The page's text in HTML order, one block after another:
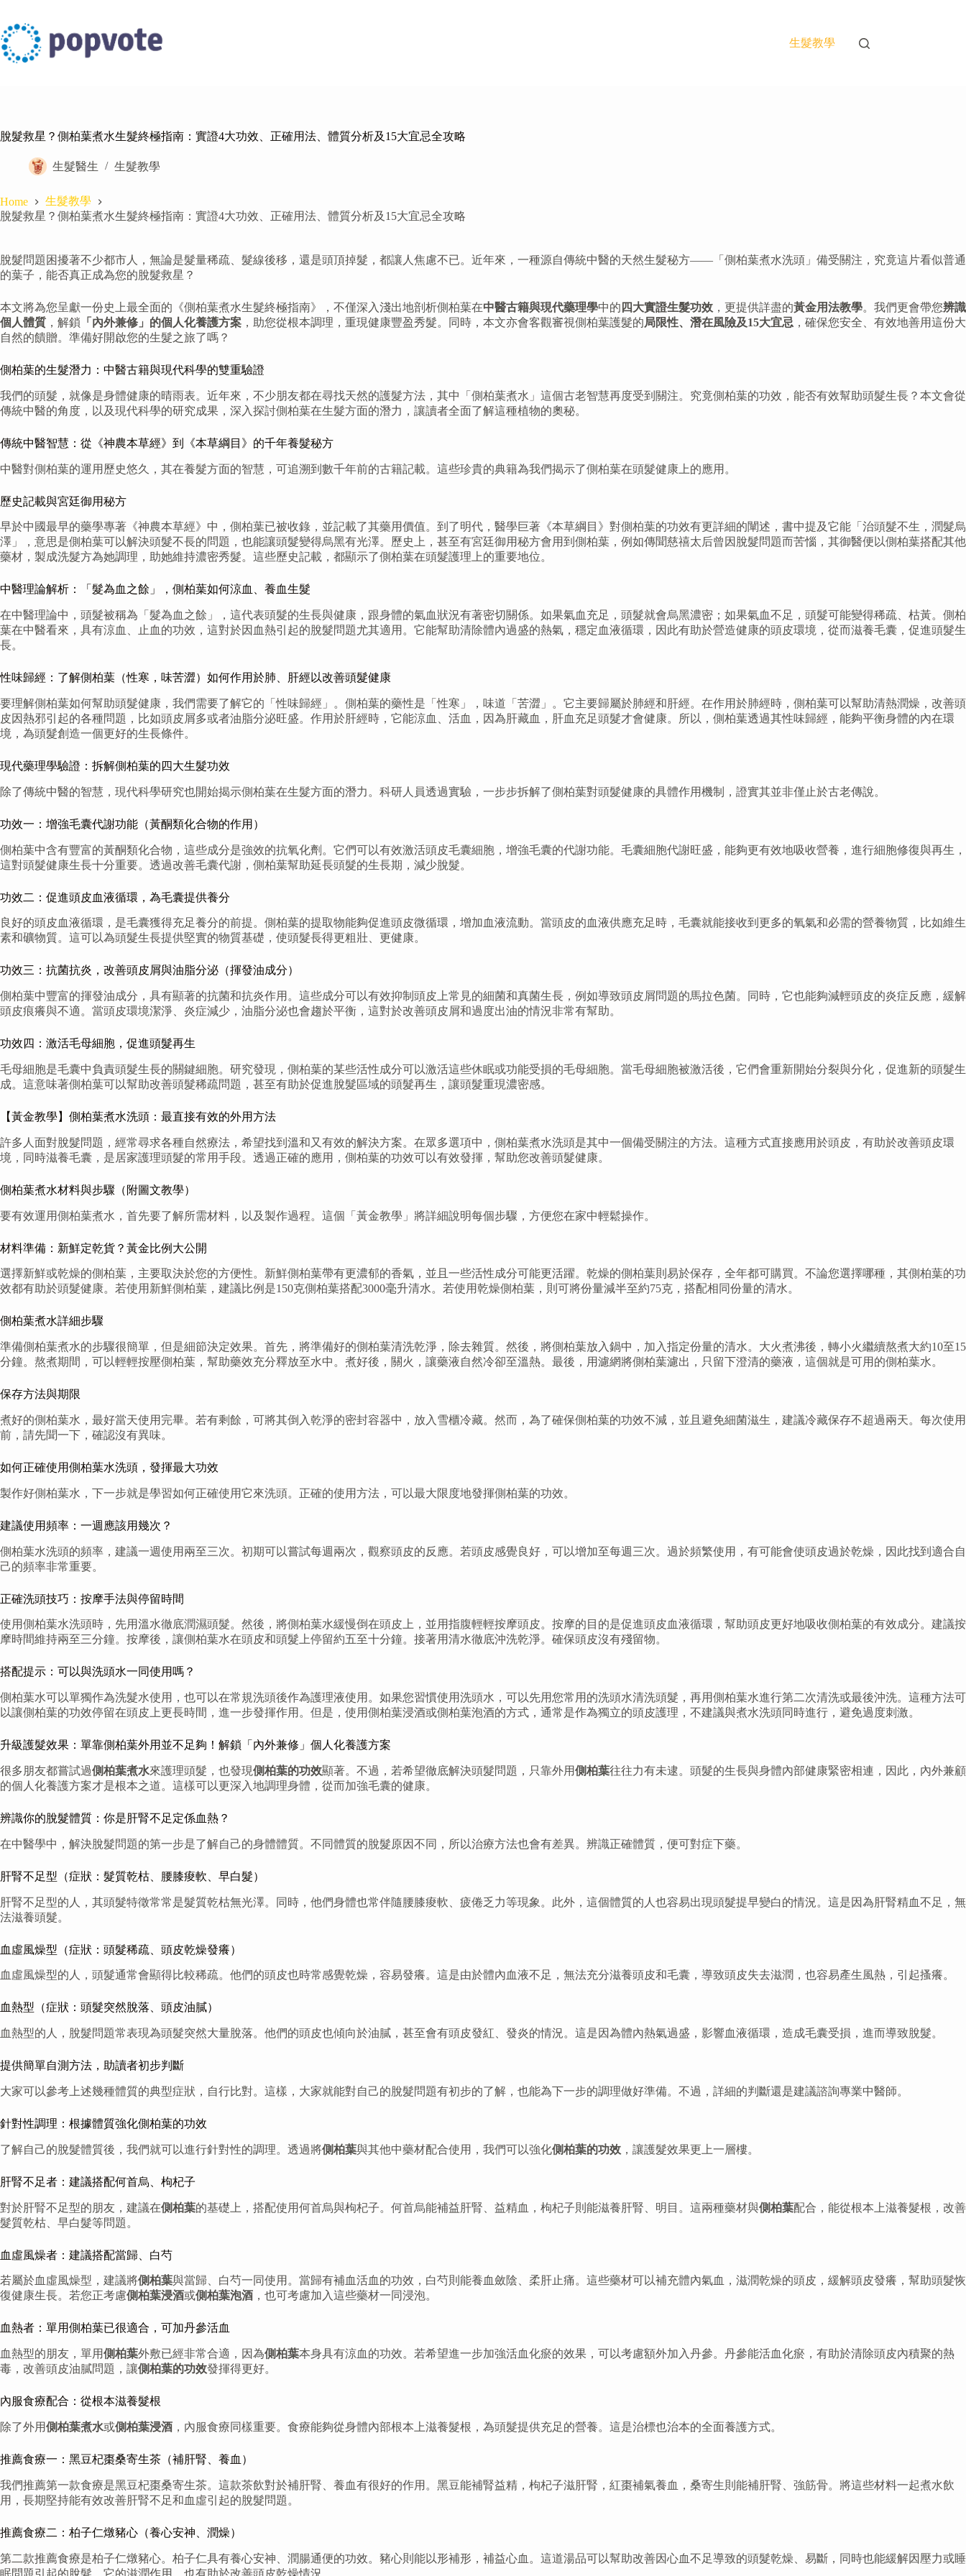
content
生髮教學
脫髮救星？側柏葉煮水生髮終極指南：實證4大功效、正確用法、體質分析及15大宜忌全攻略
生髮醫生 生髮教學
Home
生髮教學
脫髮救星？側柏葉煮水生髮終極指南：實證4大功效、正確用法、體質分析及15大宜忌全攻略
脫髮問題困擾著不少都市人，無論是髮量稀疏、髮線後移，還是頭頂掉髮，都讓人焦慮不已。近年來，一種源自傳統中醫的天然生髮秘方——「側柏葉煮水洗頭」備受關注，究竟這片看似普通
的葉子，能否真正成為您的脫髮救星？
本文將為您呈獻一份史上最全面的《側柏葉煮水生髮終極指南》，不僅深入淺出地剖析側柏葉在中醫古籍與現代藥理學中的 四大實證生髮功效 ，更提供詳盡的黃金用法教學。我們更會帶您辨識
個人體質 ，解鎖 「內外兼修」的個人化養護方案 ，助您從根本調理，重現健康豐盈秀髮。同時，本文亦會客觀審視側柏葉護髮的局限性、潛在風險及15大宜忌 ，確保您安全、有效地善用這份大
自然的饋贈。準備好開啟您的生髮之旅了嗎？
側柏葉的生髮潛力：中醫古籍與現代科學的雙重驗證
我們的頭髮，就像是身體健康的晴雨表。近年來，不少朋友都在尋找天然的護髮方法，其中「側柏葉煮水」這個古老智慧再度受到關注。究竟側柏葉的功效，能否有效幫助頭髮生長？本文會從
傳統中醫的角度，以及現代科學的研究成果，深入探討側柏葉在生髮方面的潛力，讓讀者全面了解這種植物的奧秘。
傳統中醫智慧：從《神農本草經》到《本草綱目》的千年養髮秘方
中醫對側柏葉的運用歷史悠久，其在養髮方面的智慧，可追溯到數千年前的古籍記載。這些珍貴的典籍為我們揭示了側柏葉在頭髮健康上的應用。
歷史記載與宮廷御用秘方
早於中國最早的藥學專著《神農本草經》中，側柏葉已被收錄，並記載了其藥用價值。到了明代，醫學巨著《本草綱目》對側柏葉的功效有更詳細的闡述，書中提及它能「治頭髮不生，潤髮烏
澤」，意思是側柏葉可以解決頭髮不長的問題，也能讓頭髮變得烏黑有光澤。歷史上，甚至有宮廷御用秘方會用到側柏葉，例如傳聞慈禧太后曾因脫髮問題而苦惱，其御醫便以側柏葉搭配其他
藥材，製成洗髮方為她調理，助她維持濃密秀髮。這些歷史記載，都顯示了側柏葉在頭髮護理上的重要地位。
中醫理論解析：「髮為血之餘」，側柏葉如何涼血、養血生髮
在中醫理論中，頭髮被稱為「髮為血之餘」，這代表頭髮的生長與健康，跟身體的氣血狀況有著密切關係。如果氣血充足，頭髮就會烏黑濃密；如果氣血不足，頭髮可能變得稀疏、枯黃。側柏
葉在中醫看來，具有涼血、止血的功效，這對於因血熱引起的脫髮問題尤其適用。它能幫助清除體內過盛的熱氣，穩定血液循環，因此有助於營造健康的頭皮環境，從而滋養毛囊，促進頭髮生
長。
性味歸經：了解側柏葉（性寒，味苦澀）如何作用於肺、肝經以改善頭髮健康
要理解側柏葉如何幫助頭髮健康，我們需要了解它的「性味歸經」。側柏葉的藥性是「性寒」，味道「苦澀」。它主要歸屬於肺經和肝經。在作用於肺經時，側柏葉可以幫助清熱潤燥，改善頭
皮因熱邪引起的各種問題，比如頭皮屑多或者油脂分泌旺盛。作用於肝經時，它能涼血、活血，因為肝藏血，肝血充足頭髮才會健康。所以，側柏葉透過其性味歸經，能夠平衡身體的內在環
境，為頭髮創造一個更好的生長條件。
現代藥理學驗證：拆解側柏葉的四大生髮功效
除了傳統中醫的智慧，現代科學研究也開始揭示側柏葉在生髮方面的潛力。科研人員透過實驗，一步步拆解了側柏葉對頭髮健康的具體作用機制，證實其並非僅止於古老傳說。
功效一：增強毛囊代謝功能（黃酮類化合物的作用）
側柏葉中含有豐富的黃酮類化合物，這些成分是強效的抗氧化劑。它們可以有效激活頭皮毛囊細胞，增強毛囊的代謝功能。毛囊細胞代謝旺盛，能夠更有效地吸收營養，進行細胞修復與再生，
這對頭髮健康生長十分重要。透過改善毛囊代謝，側柏葉幫助延長頭髮的生長期，減少脫髮。
功效二：促進頭皮血液循環，為毛囊提供養分
良好的頭皮血液循環，是毛囊獲得充足養分的前提。側柏葉的提取物能夠促進頭皮微循環，增加血液流動。當頭皮的血液供應充足時，毛囊就能接收到更多的氧氣和必需的營養物質，比如維生
素和礦物質。這可以為頭髮生長提供堅實的物質基礎，使頭髮長得更粗壯、更健康。
功效三：抗菌抗炎，改善頭皮屑與油脂分泌（揮發油成分）
側柏葉中豐富的揮發油成分，具有顯著的抗菌和抗炎作用。這些成分可以有效抑制頭皮上常見的細菌和真菌生長，例如導致頭皮屑問題的馬拉色菌。同時，它也能夠減輕頭皮的炎症反應，緩解
頭皮痕癢與不適。當頭皮環境潔淨、炎症減少，油脂分泌也會趨於平衡，這對於改善頭皮屑和過度出油的情況非常有幫助。
功效四：激活毛母細胞，促進頭髮再生
毛母細胞是毛囊中負責頭髮生長的關鍵細胞。研究發現，側柏葉的某些活性成分可以激活這些休眠或功能受損的毛母細胞。當毛母細胞被激活後，它們會重新開始分裂與分化，促進新的頭髮生
成。這意味著側柏葉可以幫助改善頭髮稀疏問題，甚至有助於促進脫髮區域的頭髮再生，讓頭髮重現濃密感。
【黃金教學】側柏葉煮水洗頭：最直接有效的外用方法
許多人面對脫髮問題，經常尋求各種自然療法，希望找到溫和又有效的解決方案。在眾多選項中，側柏葉煮水洗頭是其中一個備受關注的方法。這種方式直接應用於頭皮，有助於改善頭皮環
境，同時滋養毛囊，是居家護理頭髮的常用手段。透過正確的應用，側柏葉的功效可以有效發揮，幫助您改善頭髮健康。
側柏葉煮水材料與步驟（附圖文教學）
要有效運用側柏葉煮水，首先要了解所需材料，以及製作過程。這個「黃金教學」將詳細說明每個步驟，方便您在家中輕鬆操作。
材料準備：新鮮定乾貨？黃金比例大公開
選擇新鮮或乾燥的側柏葉，主要取決於您的方便性。新鮮側柏葉帶有更濃郁的香氣，並且一些活性成分可能更活躍。乾燥的側柏葉則易於保存，全年都可購買。不論您選擇哪種，其側柏葉的功
效都有助於頭髮健康。若使用新鮮側柏葉，建議比例是150克側柏葉搭配3000毫升清水。若使用乾燥側柏葉，則可將份量減半至約75克，搭配相同份量的清水。
側柏葉煮水詳細步驟
準備側柏葉煮水的步驟很簡單，但是細節決定效果。首先，將準備好的側柏葉清洗乾淨，除去雜質。然後，將側柏葉放入鍋中，加入指定份量的清水。大火煮沸後，轉小火繼續熬煮大約10至15
分鐘。熬煮期間，可以輕輕按壓側柏葉，幫助藥效充分釋放至水中。煮好後，關火，讓藥液自然冷卻至溫熱。最後，用濾網將側柏葉濾出，只留下澄清的藥液，這個就是可用的側柏葉水。
保存方法與期限
煮好的側柏葉水，最好當天使用完畢。若有剩餘，可將其倒入乾淨的密封容器中，放入雪櫃冷藏。然而，為了確保側柏葉的功效不減，並且避免細菌滋生，建議冷藏保存不超過兩天。每次使用
前，請先聞一下，確認沒有異味。
如何正確使用側柏葉水洗頭，發揮最大功效
製作好側柏葉水，下一步就是學習如何正確使用它來洗頭。正確的使用方法，可以最大限度地發揮側柏葉的功效。
建議使用頻率：一週應該用幾次？
側柏葉水洗頭的頻率，建議一週使用兩至三次。初期可以嘗試每週兩次，觀察頭皮的反應。若頭皮感覺良好，可以增加至每週三次。過於頻繁使用，有可能會使頭皮過於乾燥，因此找到適合自
己的頻率非常重要。
正確洗頭技巧：按摩手法與停留時間
使用側柏葉水洗頭時，先用溫水徹底潤濕頭髮。然後，將側柏葉水緩慢倒在頭皮上，並用指腹輕輕按摩頭皮。按摩的目的是促進頭皮血液循環，幫助頭皮更好地吸收側柏葉的有效成分。建議按
摩時間維持兩至三分鐘。按摩後，讓側柏葉水在頭皮和頭髮上停留約五至十分鐘。接著用清水徹底沖洗乾淨。確保頭皮沒有殘留物。
搭配提示：可以與洗頭水一同使用嗎？
側柏葉水可以單獨作為洗髮水使用，也可以在常規洗頭後作為護理液使用。如果您習慣使用洗頭水，可以先用您常用的洗頭水清洗頭髮，再用側柏葉水進行第二次清洗或最後沖洗。這種方法可
以讓側柏葉的功效停留在頭皮上更長時間，進一步發揮作用。但是，使用側柏葉浸酒或側柏葉泡酒的方式，通常是作為獨立的頭皮護理，不建議與煮水洗頭同時進行，避免過度刺激。
升級護髮效果：單靠側柏葉外用並不足夠！解鎖「內外兼修」個人化養護方案
很多朋友都嘗試過側柏葉煮水來護理頭髮，也發現側柏葉的功效顯著。不過，若希望徹底解決頭髮問題，只靠外用側柏葉往往力有未逮。頭髮的生長與身體內部健康緊密相連，因此，內外兼顧
的個人化養護方案才是根本之道。這樣可以更深入地調理身體，從而加強毛囊的健康。
辨識你的脫髮體質：你是肝腎不足定係血熱？
在中醫學中，解決脫髮問題的第一步是了解自己的身體體質。不同體質的脫髮原因不同，所以治療方法也會有差異。辨識正確體質，便可對症下藥。
肝腎不足型（症狀：髮質乾枯、腰膝痠軟、早白髮）
肝腎不足型的人，其頭髮特徵常常是髮質乾枯無光澤。同時，他們身體也常伴隨腰膝痠軟、疲倦乏力等現象。此外，這個體質的人也容易出現頭髮提早變白的情況。這是因為肝腎精血不足，無
法滋養頭髮。
血虛風燥型（症狀：頭髮稀疏、頭皮乾燥發癢）
血虛風燥型的人，頭髮通常會顯得比較稀疏。他們的頭皮也時常感覺乾燥，容易發癢。這是由於體內血液不足，無法充分滋養頭皮和毛囊，導致頭皮失去滋潤，也容易產生風熱，引起搔癢。
血熱型（症狀：頭髮突然脫落、頭皮油膩）
血熱型的人，脫髮問題常表現為頭髮突然大量脫落。他們的頭皮也傾向於油膩，甚至會有頭皮發紅、發炎的情況。這是因為體內熱氣過盛，影響血液循環，造成毛囊受損，進而導致脫髮。
提供簡單自測方法，助讀者初步判斷
大家可以參考上述幾種體質的典型症狀，自行比對。這樣，大家就能對自己的脫髮問題有初步的了解，也能為下一步的調理做好準備。不過，詳細的判斷還是建議諮詢專業中醫師。
針對性調理：根據體質強化側柏葉的功效
了解自己的脫髮體質後，我們就可以進行針對性的調理。透過將側柏葉與其他中藥材配合使用，我們可以強化側柏葉的功效 ，讓護髮效果更上一層樓。
肝腎不足者：建議搭配何首烏、枸杞子
對於肝腎不足型的朋友，建議在側柏葉的基礎上，搭配使用何首烏與枸杞子。何首烏能補益肝腎、益精血，枸杞子則能滋養肝腎、明目。這兩種藥材與側柏葉配合，能從根本上滋養髮根，改善
髮質乾枯、早白髮等問題。
血虛風燥者：建議搭配當歸、白芍
若屬於血虛風燥型，建議將側柏葉與當歸、白芍一同使用。當歸有補血活血的功效，白芍則能養血斂陰、柔肝止痛。這些藥材可以補充體內氣血，滋潤乾燥的頭皮，緩解頭皮發癢，幫助頭髮恢
復健康生長。若您正考慮側柏葉浸酒或側柏葉泡酒 ，也可考慮加入這些藥材一同浸泡。
血熱者：單用側柏葉已很適合，可加丹參活血
血熱型的朋友，單用側柏葉外敷已經非常合適，因為側柏葉本身具有涼血的功效。若希望進一步加強活血化瘀的效果，可以考慮額外加入丹參。丹參能活血化瘀，有助於清除頭皮內積聚的熱
毒，改善頭皮油膩問題，讓側柏葉的功效發揮得更好。
內服食療配合：從根本滋養髮根
除了外用側柏葉煮水或側柏葉浸酒 ，內服食療同樣重要。食療能夠從身體內部根本上滋養髮根，為頭髮提供充足的營養。這是治標也治本的全面養護方式。
推薦食療一：黑豆杞棗桑寄生茶（補肝腎、養血）
我們推薦第一款食療是黑豆杞棗桑寄生茶。這款茶飲對於補肝腎、養血有很好的作用。黑豆能補腎益精，枸杞子滋肝腎，紅棗補氣養血，桑寄生則能補肝腎、強筋骨。將這些材料一起煮水飲
用，長期堅持能有效改善肝腎不足和血虛引起的脫髮問題。
推薦食療二：柏子仁燉豬心（養心安神、潤燥）
第二款推薦食療是柏子仁燉豬心。柏子仁具有養心安神、潤腸通便的功效。豬心則能以形補形，補益心血。這道湯品可以幫助改善因心血不足導致的頭髮乾燥、易斷，同時也能緩解因壓力或睡
眠問題引起的脫髮。它的滋潤作用，也有助於改善頭皮乾燥情況。